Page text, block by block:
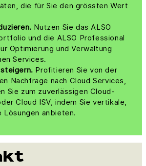
die für Sie den grössten Wert
Nutzen Sie das ALSO
und die ALSO Professional
Optimierung und Verwaltung
Services.
Profitieren Sie von der
Nachfrage nach Cloud Services,
Sie zum zuverlässigen Cloud-
Cloud ISV, indem Sie vertikale,
anbieten.